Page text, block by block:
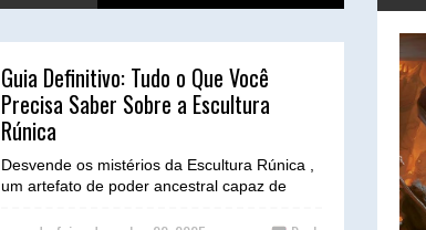
Guia Definitivo: Tudo o Que Você
Precisa Saber Sobre a Escultura
Rúnica
Desvende os mistérios da Escultura Rúnica ,
um artefato de poder ancestral capaz de